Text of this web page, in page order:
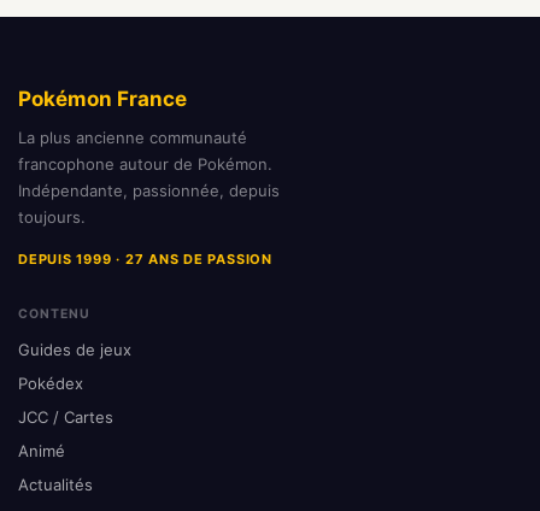
Pokémon France
La plus ancienne communauté
francophone autour de Pokémon.
Indépendante, passionnée, depuis
toujours.
DEPUIS 1999 · 27 ANS DE PASSION
CONTENU
Guides de jeux
Pokédex
JCC / Cartes
Animé
Actualités